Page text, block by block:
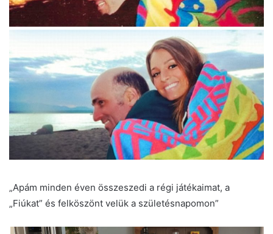
„Apám minden éven összeszedi a régi játékaimat, a
„Fiúkat” és felköszönt velük a születésnapomon”